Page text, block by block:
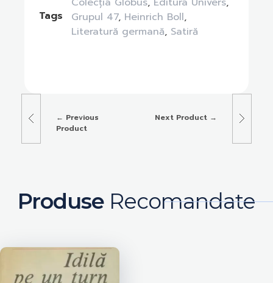
Tags
Grupul 47, Heinrich Boll,
Literatură germană, Satiră
Previous
Product
Next Product
Produse Recomandate